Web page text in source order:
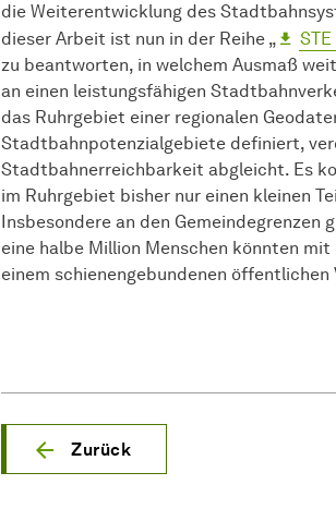
die Weiterentwicklung des
dieser Arbeit ist nun in der Reihe „
zu beantworten, in welchem Ausmaß
an einen leistungsfähigen
das Ruhrgebiet einer regionalen
Stadtbahnpotenzialgebiete definiert,
Stadtbahnerreichbarkeit abgleicht. Es
im Ruhrgebiet bisher nur einen kleinen
Insbesondere an den
eine halbe Million Menschen könnten
einem schienengebundenen
Zurück